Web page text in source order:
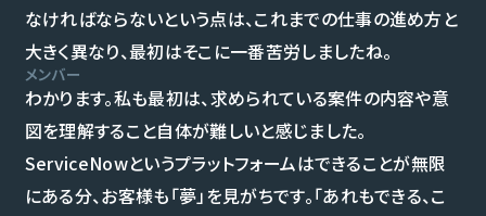
なければならないという点は、これまでの仕事の進め方と
大きく異なり、最初はそこに一番苦労しましたね。
メンバー
わかります。私も最初は、求められている案件の内容や意
図を理解すること自体が難しいと感じました。
ServiceNowというプラットフォームはできることが無限
にある分、お客様も「夢」を見がちです。「あれもできる、こ